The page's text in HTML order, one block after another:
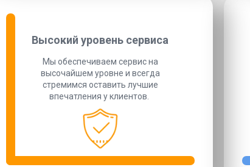
Высокий уровень сервиса
Мы обеспечиваем сервис на
высочайшем уровне и всегда
стремимся оставить лучшие
впечатления у клиентов.